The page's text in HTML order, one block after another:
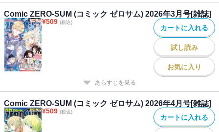
Comic ZERO-SUM (コミック ゼロサム) 2026年3月号[雑誌]
¥509 (税込)
カートに入れる
試し読み
お気に入り
あらすじを見る
Comic ZERO-SUM (コミック ゼロサム) 2026年4月号[雑誌]
¥509 (税込)
カートに入れる